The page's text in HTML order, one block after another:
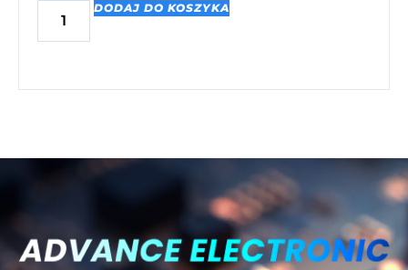
DODAJ DO KOSZYKA